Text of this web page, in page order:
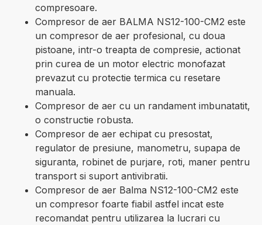
compresoare.
Compresor de aer BALMA NS12-100-CM2 este
un compresor de aer profesional, cu doua
pistoane, intr-o treapta de compresie, actionat
prin curea de un motor electric monofazat
prevazut cu protectie termica cu resetare
manuala.
Compresor de aer cu un randament imbunatatit,
o constructie robusta.
Compresor de aer echipat cu presostat,
regulator de presiune, manometru, supapa de
siguranta, robinet de purjare, roti, maner pentru
transport si suport antivibratii.
Compresor de aer Balma NS12-100-CM2 este
un compresor foarte fiabil astfel incat este
recomandat pentru utilizarea la lucrari cu